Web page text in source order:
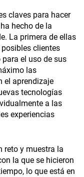
claves para hacer
hecho de la
La primera de ellas
clientes
el uso de sus
las
el aprendizaje
tecnologías
a las
experiencias
reto y muestra la
la que se hicieron
lo que está en